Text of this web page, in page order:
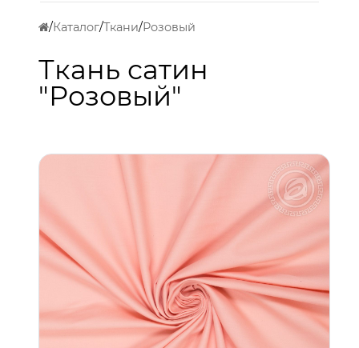
Каталог Ткани Розовый
Ткань сатин
"Розовый"